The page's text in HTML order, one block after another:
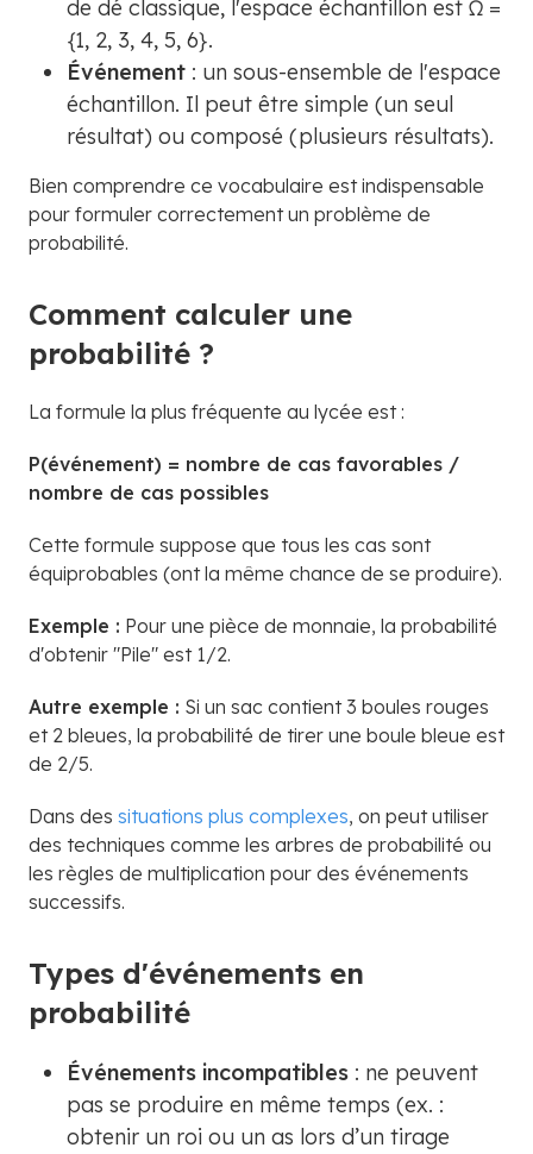
de dé classique, l'espace échantillon est Ω =
{1, 2, 3, 4, 5, 6}.
Événement : un sous-ensemble de l'espace
échantillon. Il peut être simple (un seul
résultat) ou composé (plusieurs résultats).
Bien comprendre ce vocabulaire est indispensable
pour formuler correctement un problème de
probabilité.
Comment calculer une
probabilité ?
La formule la plus fréquente au lycée est :
P(événement) = nombre de cas favorables /
nombre de cas possibles
Cette formule suppose que tous les cas sont
équiprobables (ont la même chance de se produire).
Exemple : Pour une pièce de monnaie, la probabilité
d'obtenir "Pile" est 1/2.
Autre exemple : Si un sac contient 3 boules rouges
et 2 bleues, la probabilité de tirer une boule bleue est
de 2/5.
Dans des situations plus complexes, on peut utiliser
des techniques comme les arbres de probabilité ou
les règles de multiplication pour des événements
successifs.
Types d'événements en
probabilité
Événements incompatibles : ne peuvent
pas se produire en même temps (ex. :
obtenir un roi ou un as lors d’un tirage